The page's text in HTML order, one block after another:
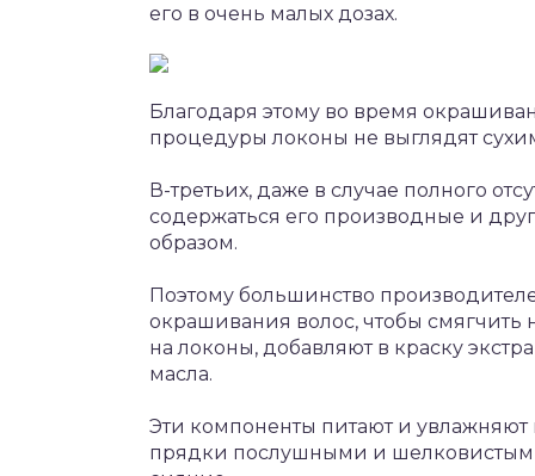
его в очень малых дозах.
Благодаря этому во время
процедуры локоны не выглядят
В-третьих, даже в случае полного
содержаться его производные и
образом.
Поэтому большинство
окрашивания волос, чтобы смягчить
на локоны, добавляют в краску
масла.
Эти компоненты питают и
прядки послушными и